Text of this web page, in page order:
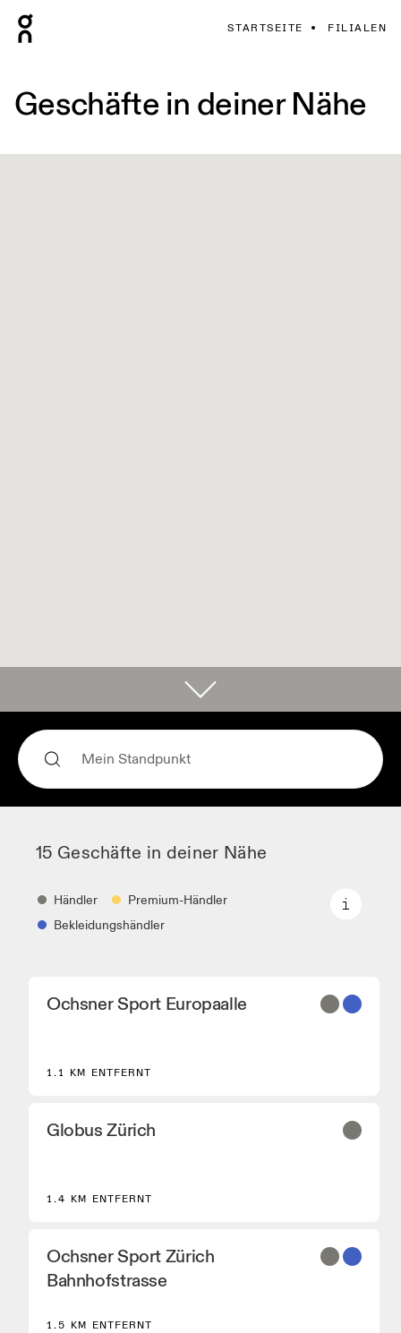
STARTSEITE FILIALEN
Geschäfte in deiner Nähe
15 Geschäfte in deiner Nähe
Händler
Premium-Händler
Bekleidungshändler
Schuhhändler und Partner, welche die Kern- und
Händler, bei denen die komplette On-Palette und
Ochsner Sport Europaalle
1.1 KM ENTFERNT
Globus Zürich
1.4 KM ENTFERNT
Ochsner Sport Zürich
Bahnhofstrasse
1.5 KM ENTFERNT